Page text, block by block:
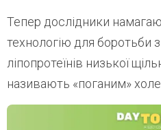
Тепер дослідники
технологію для боротьби
ліпопротеїнів низької
називають «поганим»